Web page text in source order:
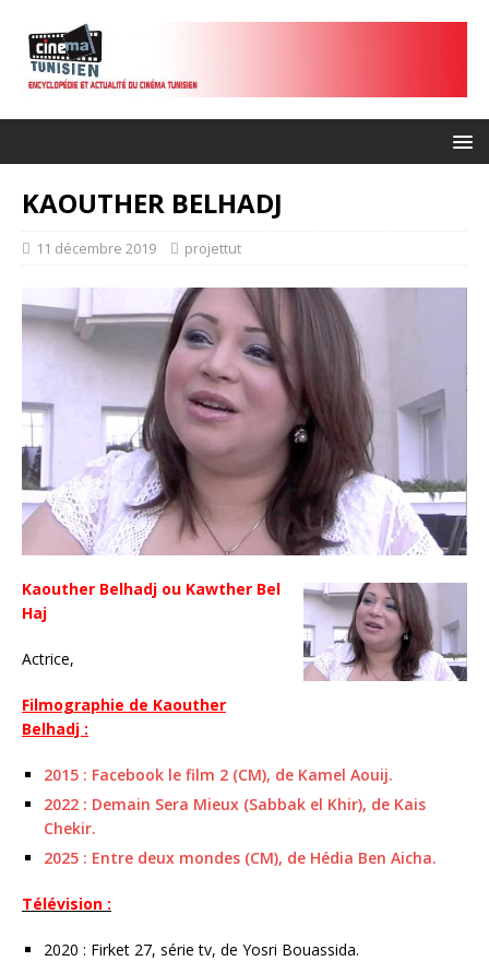
KAOUTHER BELHADJ
11 décembre 2019 projettut
Kaouther Belhadj ou Kawther Bel
Haj
Actrice,
Filmographie de Kaouther
Belhadj :
2015 : Facebook le film 2 (CM), de Kamel Aouij.
2022 : Demain Sera Mieux (Sabbak el Khir), de Kais
Chekir.
2025 : Entre deux mondes (CM), de Hédia Ben Aicha.
Télévision :
2020 : Firket 27, série tv, de Yosri Bouassida.